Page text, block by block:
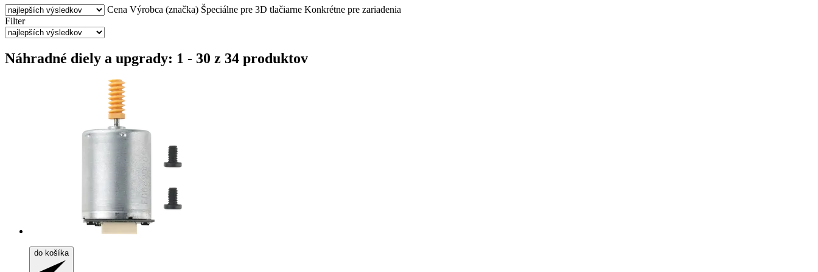
Cena Výrobca (značka) Špeciálne pre 3D tlačiarne Konkrétne pre zariadenia
Filter
Náhradné diely a upgrady: 1 - 30 z 34 produktov
do košíka